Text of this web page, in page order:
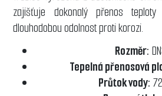
zajišťuje dokonalý přenos
dlouhodobou odolnost proti korozi.
Rozměr:
Tepelná přenosová
Průtok vody: